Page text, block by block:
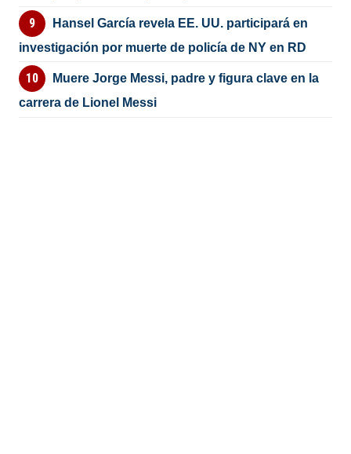
Hansel García revela EE. UU. participará en
investigación por muerte de policía de NY en RD
Muere Jorge Messi, padre y figura clave en la
carrera de Lionel Messi